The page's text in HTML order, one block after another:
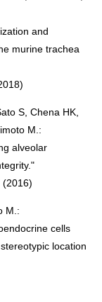
and
murine trachea
S, Chena HK,
M.:
alveolar
(2016)
M.:
cells
location